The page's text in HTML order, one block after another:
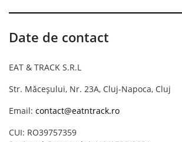
Date de contact
EAT & TRACK S.R.L
Str. Măceșului, Nr. 23A, Cluj-Napoca, Cluj
Email: contact@eatntrack.ro
CUI: RO39757359